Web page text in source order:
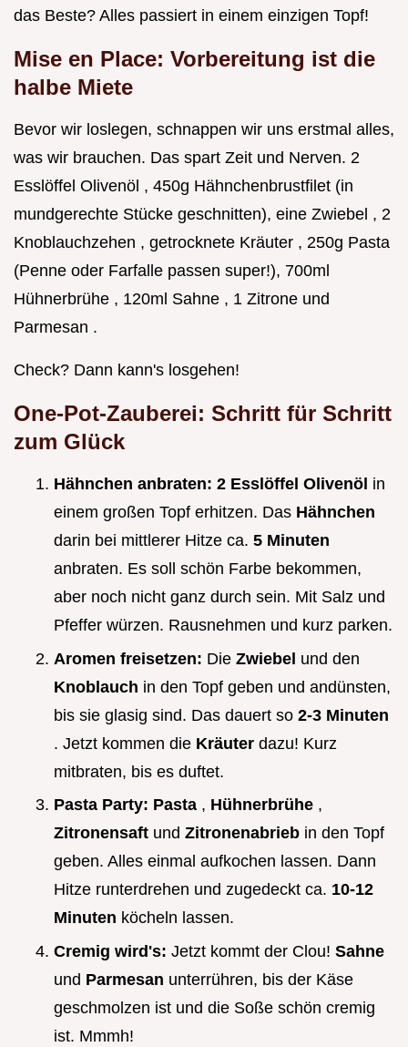
das Beste? Alles passiert in einem einzigen Topf!
Mise en Place: Vorbereitung ist die
halbe Miete
Bevor wir loslegen, schnappen wir uns erstmal alles,
was wir brauchen. Das spart Zeit und Nerven. 2
Esslöffel Olivenöl , 450g Hähnchenbrustfilet (in
mundgerechte Stücke geschnitten), eine Zwiebel , 2
Knoblauchzehen , getrocknete Kräuter , 250g Pasta
(Penne oder Farfalle passen super!), 700ml
Hühnerbrühe , 120ml Sahne , 1 Zitrone und
Parmesan .
Check? Dann kann's losgehen!
One-Pot-Zauberei: Schritt für Schritt
zum Glück
Hähnchen anbraten: 2 Esslöffel Olivenöl in
einem großen Topf erhitzen. Das Hähnchen
darin bei mittlerer Hitze ca. 5 Minuten
anbraten. Es soll schön Farbe bekommen,
aber noch nicht ganz durch sein. Mit Salz und
Pfeffer würzen. Rausnehmen und kurz parken.
Aromen freisetzen: Die Zwiebel und den
Knoblauch in den Topf geben und andünsten,
bis sie glasig sind. Das dauert so 2-3 Minuten
. Jetzt kommen die Kräuter dazu! Kurz
mitbraten, bis es duftet.
Pasta Party: Pasta , Hühnerbrühe ,
Zitronensaft und Zitronenabrieb in den Topf
geben. Alles einmal aufkochen lassen. Dann
Hitze runterdrehen und zugedeckt ca. 10-12
Minuten köcheln lassen.
Cremig wird's: Jetzt kommt der Clou! Sahne
und Parmesan unterrühren, bis der Käse
geschmolzen ist und die Soße schön cremig
ist. Mmmh!